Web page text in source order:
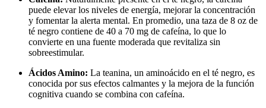
puede elevar los niveles de energía, mejorar la concentración
y fomentar la alerta mental. En promedio, una taza de 8 oz de
té negro contiene de 40 a 70 mg de cafeína, lo que lo
convierte en una fuente moderada que revitaliza sin
sobreestimular.
Ácidos Amino: La teanina, un aminoácido en el té negro, es
conocida por sus efectos calmantes y la mejora de la función
cognitiva cuando se combina con cafeína.